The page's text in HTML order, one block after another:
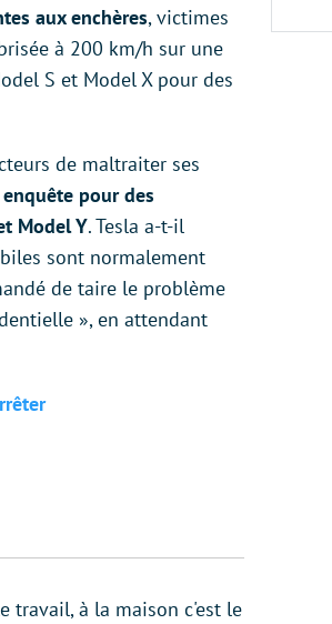
aux enchères, victimes
à 200 km/h sur une
S et Model X pour des
de maltraiter ses
pour des
Model Y. Tesla a-t-il
sont normalement
de taire le problème
», en attendant
travail, à la maison c'est le